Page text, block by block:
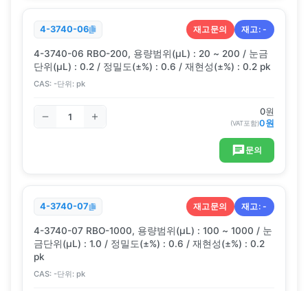
4-3740-06 재고문의 재고:-
4-3740-06 RBO-200, 용량범위(μL) : 20 ~ 200 / 눈금
단위(μL) : 0.2 / 정밀도(±%) : 0.6 / 재현성(±%) : 0.2 pk
CAS: -단위: pk
0원
(VAT포함)0원
문의
4-3740-07 재고문의 재고:-
4-3740-07 RBO-1000, 용량범위(μL) : 100 ~ 1000 / 눈
금단위(μL) : 1.0 / 정밀도(±%) : 0.6 / 재현성(±%) : 0.2
pk
CAS: -단위: pk